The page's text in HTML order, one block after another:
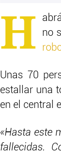
H
no
Unas 70
estallar una
en el central
«Hasta este
fallecidas.